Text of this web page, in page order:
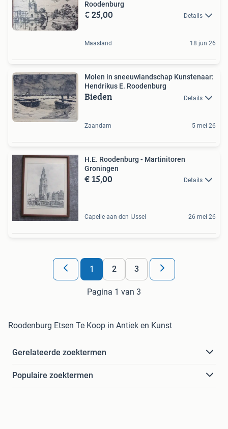
Roodenburg
€ 25,00 Details
Maasland 18 jun 26
Molen in sneeuwlandschap Kunstenaar:
Hendrikus E. Roodenburg
Bieden Details
Zaandam 5 mei 26
H.E. Roodenburg - Martinitoren
Groningen
€ 15,00 Details
Capelle aan den IJssel 26 mei 26
1 2 3
Pagina 1 van 3
Roodenburg Etsen Te Koop in Antiek en Kunst
Gerelateerde zoektermen
Populaire zoektermen